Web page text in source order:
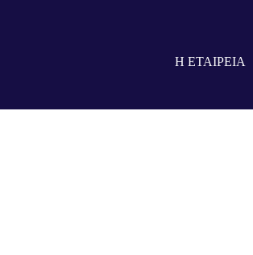
Η ΕΤΑΙΡΕΙΑ